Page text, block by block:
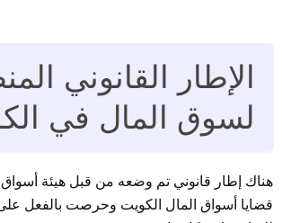
الإطار القانوني
لسوق المال في
هناك إطار قانوني تم وضعه من قبل هيئة أسواق
قضايا أسواق المال الكويت وحرصت بالفعل على